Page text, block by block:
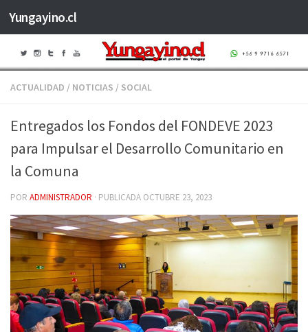
Saltar al contenido
Yungayino.cl
ACTUALIDAD / NOTICIAS / SOCIAL
Entregados los Fondos del FONDEVE 2023
para Impulsar el Desarrollo Comunitario en
la Comuna
POR ADMINISTRADOR · PUBLICADA OCTUBRE 23, 2023